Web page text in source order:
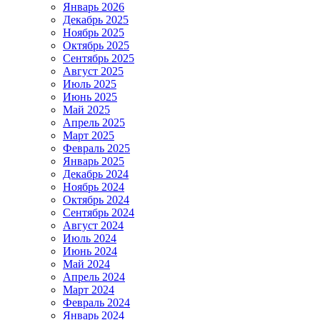
Январь 2026
Декабрь 2025
Ноябрь 2025
Октябрь 2025
Сентябрь 2025
Август 2025
Июль 2025
Июнь 2025
Май 2025
Апрель 2025
Март 2025
Февраль 2025
Январь 2025
Декабрь 2024
Ноябрь 2024
Октябрь 2024
Сентябрь 2024
Август 2024
Июль 2024
Июнь 2024
Май 2024
Апрель 2024
Март 2024
Февраль 2024
Январь 2024